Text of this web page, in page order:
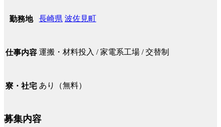
勤務地 長崎県 波佐見町
仕事内容 運搬・材料投入 / 家電系工場 / 交替制
寮・社宅 あり（無料）
募集内容